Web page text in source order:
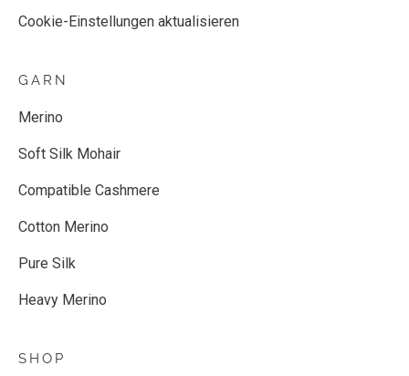
Cookie-Einstellungen aktualisieren
GARN
Merino
Soft Silk Mohair
Compatible Cashmere
Cotton Merino
Pure Silk
Heavy Merino
SHOP